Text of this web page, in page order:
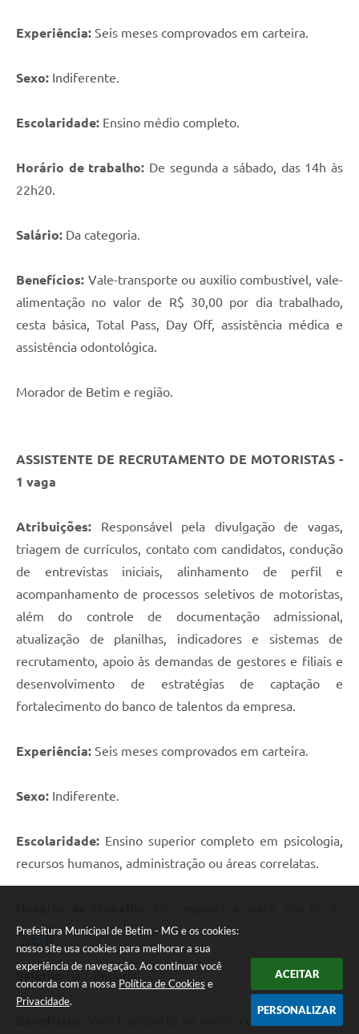
Prefeitura Municipal de Betim - MG e os cookies:
nosso site usa cookies para melhorar a sua
experiência de navegação. Ao continuar você
concorda com a nossa Política de Cookies e
Privacidade.
ACEITAR
PERSONALIZAR
Experiência: Seis meses comprovados em carteira.
Sexo: Indiferente.
Escolaridade: Ensino médio completo.
Horário de trabalho: De segunda a sábado, das 14h às
22h20.
Salário: Da categoria.
Benefícios: Vale-transporte ou auxilio combustível, vale-
alimentação no valor de R$ 30,00 por dia trabalhado,
cesta básica, Total Pass, Day Off, assistência médica e
assistência odontológica.
Morador de Betim e região.
ASSISTENTE DE RECRUTAMENTO DE MOTORISTAS -
1 vaga
Atribuições: Responsável pela divulgação de vagas,
triagem de currículos, contato com candidatos, condução
de entrevistas iniciais, alinhamento de perfil e
acompanhamento de processos seletivos de motoristas,
além do controle de documentação admissional,
atualização de planilhas, indicadores e sistemas de
recrutamento, apoio às demandas de gestores e filiais e
desenvolvimento de estratégias de captação e
fortalecimento do banco de talentos da empresa.
Experiência: Seis meses comprovados em carteira.
Sexo: Indiferente.
Escolaridade: Ensino superior completo em psicologia,
recursos humanos, administração ou áreas correlatas.
17h48.
Salário: Da categoria.